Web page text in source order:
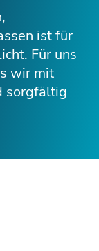
ist für
Für uns
wir mit
sorgfältig